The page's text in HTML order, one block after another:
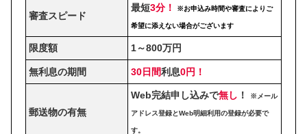
審査スピード
最短3分！ ※お申込み時間や審査によりご
希望に添えない場合がございます
限度額 1～800万円
無利息の期間 30日間利息0円！
郵送物の有無
Web完結申し込みで無し ！ ※メール
アドレス登録とWeb明細利用の登録が必要で
す。